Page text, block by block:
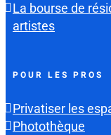
La bourse de
artistes
POUR LES PROS
Privatiser les
Photothèque